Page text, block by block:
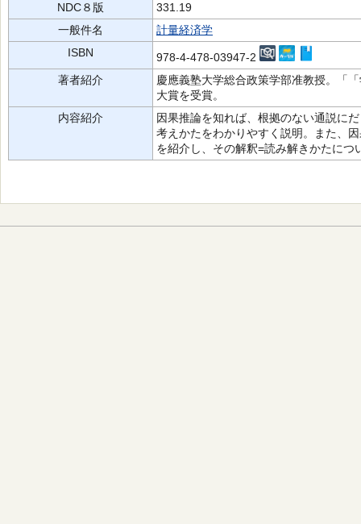
NDC８版
331.19
一般件名
計量経済学
ISBN
978-4-478-03947-2
著者紹介
慶應義塾大学総合政策学部准教授。「
大賞を受賞。
内容紹介
因果推論を知れば、根拠のない通説に
考えかたをわかりやすく説明。また、
を紹介し、その解釈=読み解きかたにつ